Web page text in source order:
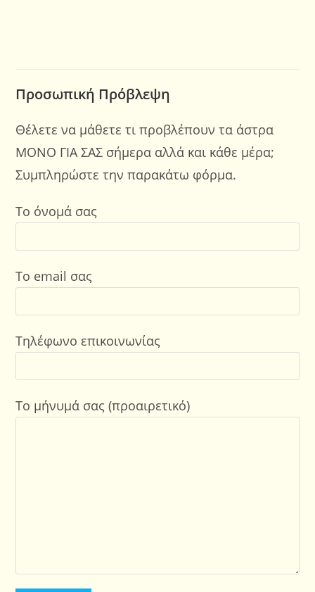
Προσωπική Πρόβλεψη
Θέλετε να μάθετε τι προβλέπουν τα άστρα
ΜΟΝΟ ΓΙΑ ΣΑΣ σήμερα αλλά και κάθε μέρα;
Συμπληρώστε την παρακάτω φόρμα.
Το όνομά σας
Το email σας
Τηλέφωνο επικοινωνίας
Το μήνυμά σας (προαιρετικό)